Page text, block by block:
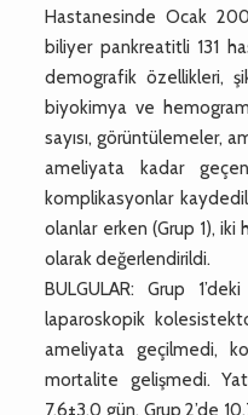
Hastanesinde Ocak
biliyer pankreatitli 131
demografik özellikleri,
biyokimya ve
sayısı, görüntülemeler,
ameliyata kadar
komplikasyonlar
olanlar erken (Grup 1),
olarak değerlendirildi.
BULGULAR: Grup
laparoskopik
ameliyata geçilmedi,
mortalite gelişmedi.
7.6±3.0 gün, Grup 2’de